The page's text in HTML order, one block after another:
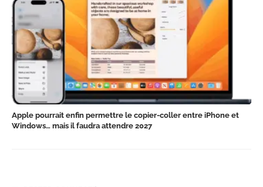
Apple pourrait enfin permettre le copier-coller entre iPhone et
Windows… mais il faudra attendre 2027